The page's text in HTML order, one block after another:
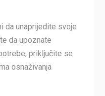
da unaprijedite svoje
da upoznate
priključite se
osnaživanja